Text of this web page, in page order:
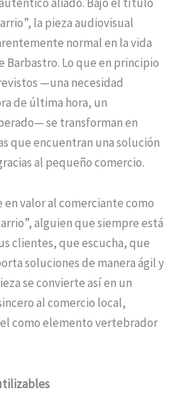
la pieza audiovisual
normal en la vida
Barbastro. Lo que en principio
—una necesidad
de última hora, un
se transforman en
que encuentran una solución
al pequeño comercio.
en valor al comerciante como
alguien que siempre está
clientes, que escucha, que
soluciones de manera ágil y
se convierte así en un
al comercio local,
como elemento vertebrador